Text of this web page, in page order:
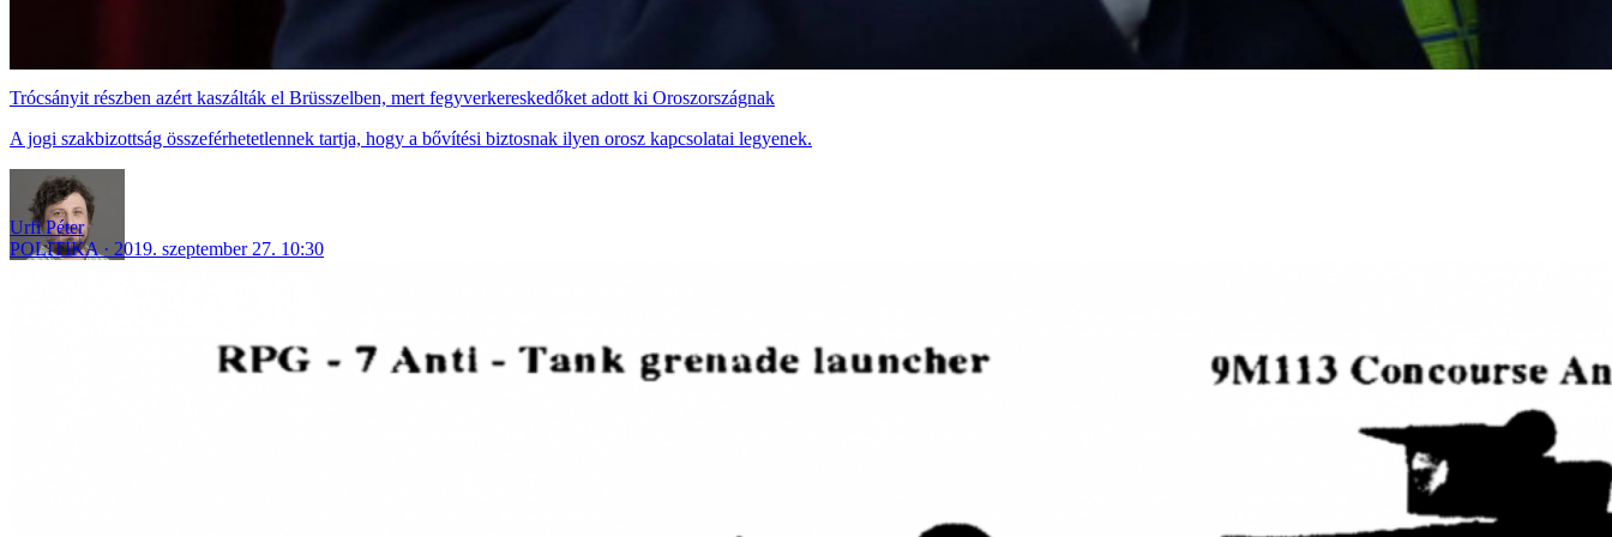
Trócsányit részben azért kaszálták el Brüsszelben, mert fegyverkereskedőket adott ki Oroszországnak
A jogi szakbizottság összeférhetetlennek tartja, hogy a bővítési biztosnak ilyen orosz kapcsolatai legyenek.
Urfi Péter
POLITIKA
2019. szeptember 27. 10:30